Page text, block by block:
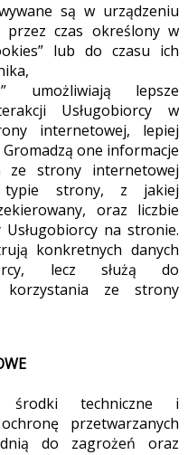
są w urządzeniu
przez czas określony w
lub do czasu ich
umożliwiają lepsze
Usługobiorcy w
internetowej, lepiej
one informacje
ze strony internetowej
typie strony, z jakiej
oraz liczbie
na stronie.
konkretnych danych
lecz służą do
korzystania ze strony
środki techniczne i
przetwarzanych
do zagrożeń oraz